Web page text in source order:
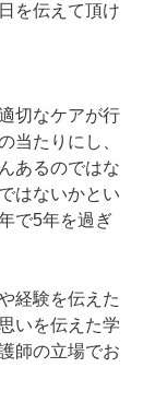
を伝えて頂け
切なケアが行
当たりにし、
あるのではな
はないかとい
で5年を過ぎ
経験を伝えた
いを伝えた学
師の立場でお